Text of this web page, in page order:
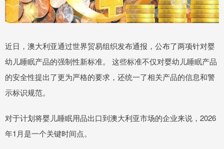
近日，澳大利亚通过世界贸易组织发布通报，公布了两项针对婴
幼儿睡眠产品的强制性新标准。 这些标准不仅对婴幼儿睡眠产品
的安全性提出了更为严格的要求，还统一了相关产品的信息和警
示标识规范。
对于计划将婴儿睡眠用品出口到澳大利亚市场的企业来说，2026
年1月是一个关键时间点。